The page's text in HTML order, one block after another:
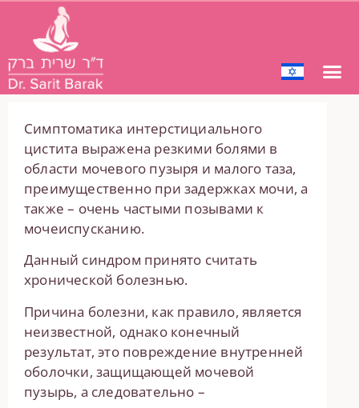
Симптоматика интерстициального
цистита выражена резкими болями в
области мочевого пузыря и малого таза,
преимущественно при задержках мочи, а
также – очень частыми позывами к
мочеиспусканию.
Данный синдром принято считать
хронической болезнью.
Причина болезни, как правило, является
неизвестной, однако конечный
результат, это повреждение внутренней
оболочки, защищающей мочевой
пузырь, а следовательно –